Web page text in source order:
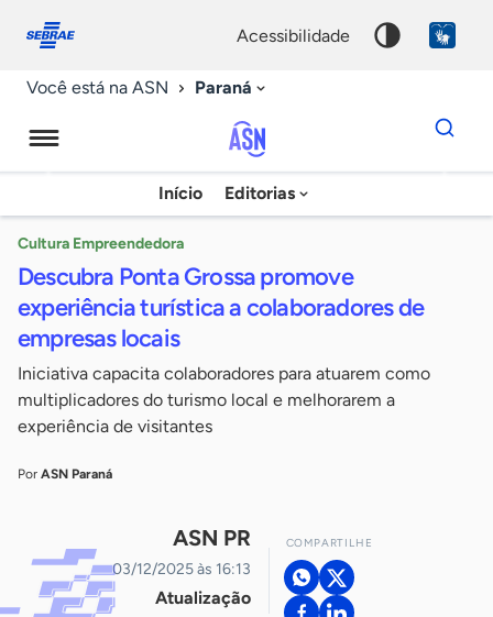
conosco
acessibilidade
Você está na ASN Paraná
Agência
Sebrae
Notícias
Início Editorias
Dados
para
chave
Cultura Empreendedora
Descubra Ponta Grossa promove
experiência turística a colaboradores de
empresas locais
Iniciativa capacita colaboradores para atuarem como
multiplicadores do turismo local e melhorarem a
experiência de visitantes
Por ASN Paraná
ASN PR
03/12/2025 às 16:13
Atualização
COMPARTILHE